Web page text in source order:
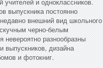
выпускника постоянно
внешний вид школьного
черно-белым
невероятно разнообразны
выпускников, дизайна
и фотокниг.